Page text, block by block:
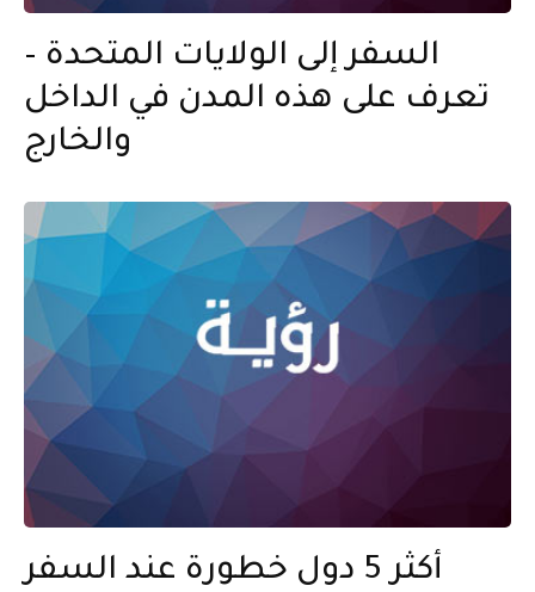
السفر إلى الولايات المتحدة –
تعرف على هذه المدن في الداخل
والخارج
أكثر 5 دول خطورة عند السفر